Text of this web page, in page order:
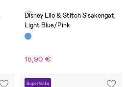
(0)
Disney Lilo & Stitch Sisäkengät,
Light Blue/Pink
18,90 €
Superhinta